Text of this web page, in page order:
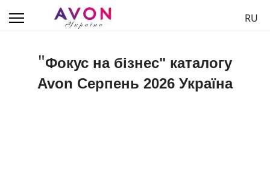
RU
"Фокус на бізнес" каталогу
Avon Серпень 2026 Україна